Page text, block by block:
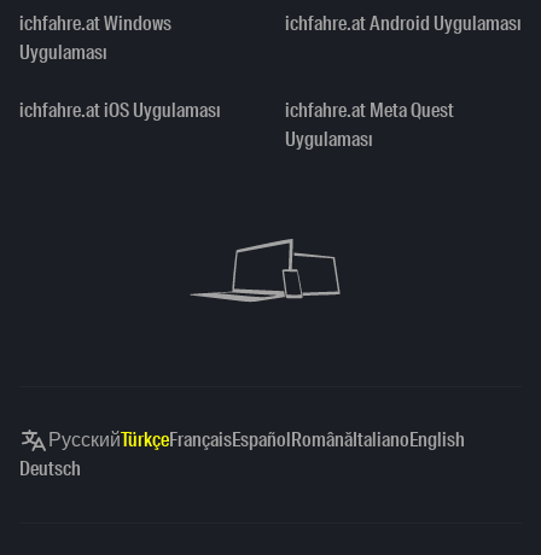
ichfahre.at Windows
Uygulaması
ichfahre.at Android Uygulaması
ichfahre.at iOS Uygulaması
ichfahre.at Meta Quest
Uygulaması
РусскийTürkçeFrançaisEspañolRomânăItalianoEnglish
Deutsch